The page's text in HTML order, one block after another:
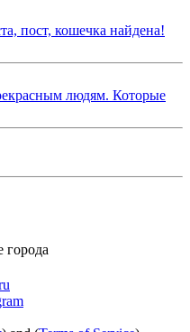
пост, кошечка найдена!
людям. Которые
города